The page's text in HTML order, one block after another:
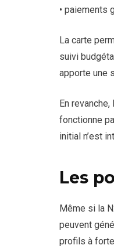
• paiements
La carte
suivi
apporte une
En
fonctionne
initial n’est
Les
Même si la
peuvent
profils à